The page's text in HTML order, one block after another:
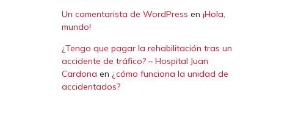
Un comentarista de WordPress en ¡Hola,
mundo!
¿Tengo que pagar la rehabilitación tras un
accidente de tráfico? – Hospital Juan
Cardona en ¿cómo funciona la unidad de
accidentados?